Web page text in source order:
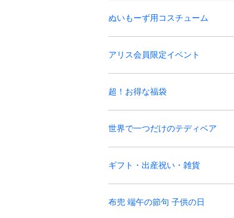
ぬいもーず用コスチューム
アリス会員限定イベント
超！お得な福袋
世界で一つだけのテディベア
ギフト・出産祝い・雑貨
布兜 端午の節句 子供の日